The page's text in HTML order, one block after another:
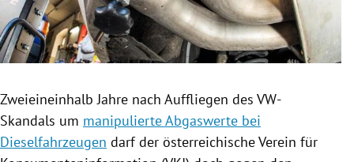
Untermenü
Untermenü
Untermenü
Zweieineinhalb Jahre nach Auffliegen des VW-
Skandals um manipulierte Abgaswerte bei
Dieselfahrzeugen darf der österreichischeVerein für